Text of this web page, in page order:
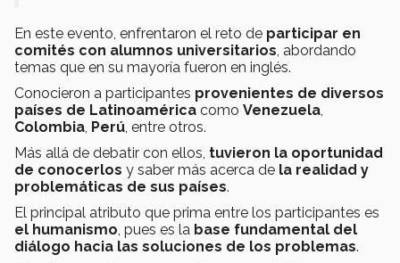
En este evento, enfrentaron el reto de participar en
comités con alumnos universitarios, abordando
temas que en su mayoría fueron en inglés.
Conocieron a participantes provenientes de diversos
países de Latinoamérica como Venezuela,
Colombia, Perú, entre otros.
Más allá de debatir con ellos, tuvieron la oportunidad
de conocerlos y saber más acerca de la realidad y
problemáticas de sus países.
El principal atributo que prima entre los participantes es
el humanismo, pues es la base fundamental del
diálogo hacia las soluciones de los problemas.